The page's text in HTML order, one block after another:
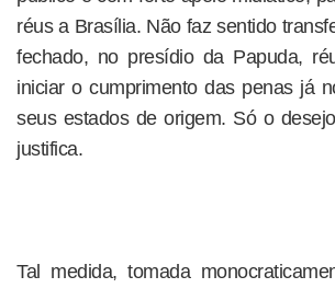
réus a Brasília. Não faz sentido
fechado, no presídio da Papuda,
iniciar o cumprimento das penas já
seus estados de origem. Só o
justifica.
Tal medida, tomada